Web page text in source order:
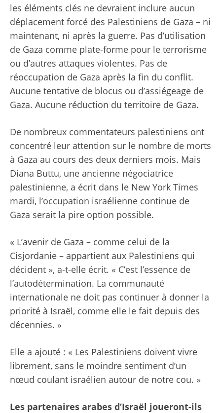
les éléments clés ne devraient inclure aucun
déplacement forcé des Palestiniens de Gaza – ni
maintenant, ni après la guerre. Pas d’utilisation
de Gaza comme plate-forme pour le terrorisme
ou d’autres attaques violentes. Pas de
réoccupation de Gaza après la fin du conflit.
Aucune tentative de blocus ou d’assiégeage de
Gaza. Aucune réduction du territoire de Gaza.
De nombreux commentateurs palestiniens ont
concentré leur attention sur le nombre de morts
à Gaza au cours des deux derniers mois. Mais
Diana Buttu, une ancienne négociatrice
palestinienne, a écrit dans le New York Times
mardi, l’occupation israélienne continue de
Gaza serait la pire option possible.
« L’avenir de Gaza – comme celui de la
Cisjordanie – appartient aux Palestiniens qui
décident », a-t-elle écrit. « C’est l’essence de
l’autodétermination. La communauté
internationale ne doit pas continuer à donner la
priorité à Israël, comme elle le fait depuis des
décennies. »
Elle a ajouté : « Les Palestiniens doivent vivre
librement, sans le moindre sentiment d’un
nœud coulant israélien autour de notre cou. »
Les partenaires arabes d’Israël joueront-ils